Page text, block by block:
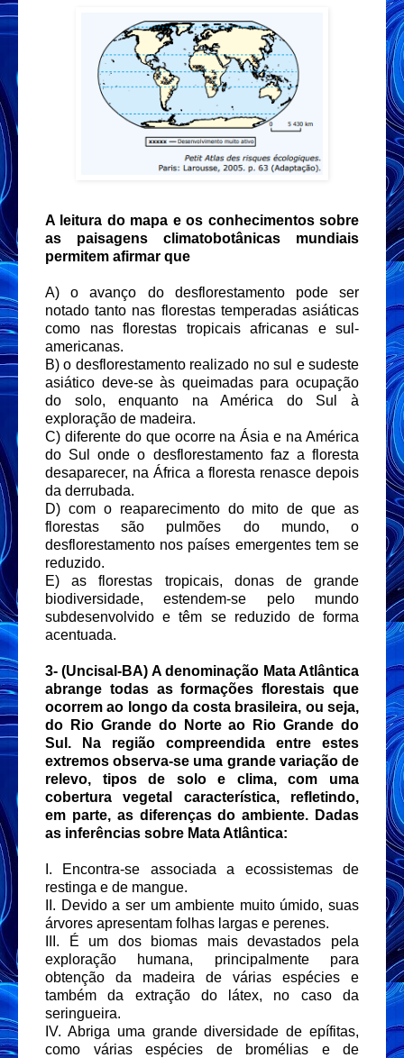
A leitura do mapa e os conhecimentos sobre
as paisagens climatobotânicas mundiais
permitem afirmar que
A) o avanço do desflorestamento pode ser
notado tanto nas florestas temperadas asiáticas
como nas florestas tropicais africanas e sul-
americanas.
B) o desflorestamento realizado no sul e sudeste
asiático deve-se às queimadas para ocupação
do solo, enquanto na América do Sul à
exploração de madeira.
C) diferente do que ocorre na Ásia e na América
do Sul onde o desflorestamento faz a floresta
desaparecer, na África a floresta renasce depois
da derrubada.
D) com o reaparecimento do mito de que as
florestas são pulmões do mundo, o
desflorestamento nos países emergentes tem se
reduzido.
E) as florestas tropicais, donas de grande
biodiversidade, estendem-se pelo mundo
subdesenvolvido e têm se reduzido de forma
acentuada.
3- (Uncisal-BA) A denominação Mata Atlântica
abrange todas as formações florestais que
ocorrem ao longo da costa brasileira, ou seja,
do Rio Grande do Norte ao Rio Grande do
Sul. Na região compreendida entre estes
extremos observa-se uma grande variação de
relevo, tipos de solo e clima, com uma
cobertura vegetal característica, refletindo,
em parte, as diferenças do ambiente. Dadas
as inferências sobre Mata Atlântica:
I. Encontra-se associada a ecossistemas de
restinga e de mangue.
II. Devido a ser um ambiente muito úmido, suas
árvores apresentam folhas largas e perenes.
III. É um dos biomas mais devastados pela
exploração humana, principalmente para
obtenção da madeira de várias espécies e
também da extração do látex, no caso da
seringueira.
IV. Abriga uma grande diversidade de epífitas,
como várias espécies de bromélias e de